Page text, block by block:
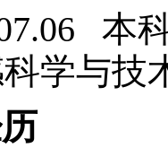
本
学与技